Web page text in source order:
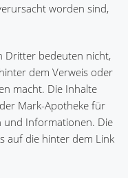
worden sind,
Dritter bedeuten nicht,
dem Verweis oder
macht. Die Inhalte
Mark-Apotheke für
und Informationen. Die
auf die hinter dem Link